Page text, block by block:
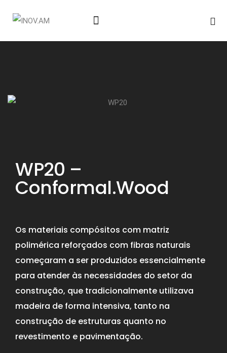
WP20 –
Conformal.Wood
Os materiais compósitos com matriz
polimérica reforçados com fibras naturais
começaram a ser produzidos essencialmente
para atender às necessidades do setor da
construção, que tradicionalmente utilizava
madeira de forma intensiva, tanto na
construção de estruturas quanto no
revestimento e pavimentação.